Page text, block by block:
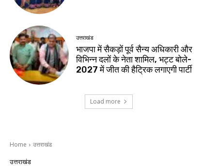
उत्तराखंड
भाजपा में सैकड़ों पूर्व सैन्य अधिकारी और
विभिन्न दलों के नेता शामिल, भट्ट बोले-
2027 में जीत की हैट्रिक लगाएगी पार्टी
Load more